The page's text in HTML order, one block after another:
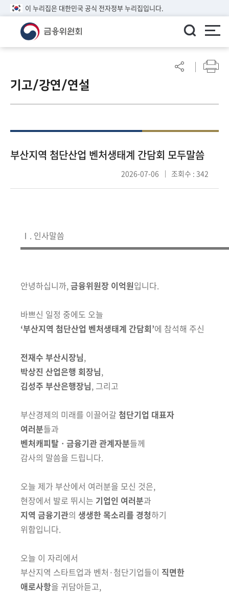
이 누리집은 대한민국 공식 전자정부 누리집입니다.
린
이알
참
당
기고/강연/연설
부산지역 첨단산업 벤처생태계 간담회 모두말씀
2026-07-06 조회수 : 342
Ⅰ. 인사말씀
안녕하십니까,금융위원장 이억원입니다.
바쁘신 일정 중에도 오늘
‘부산지역 첨단산업 벤처생태계 간담회’에 참석해 주신
전재수 부산시장님,
박상진 산업은행 회장님,
김성주 부산은행장님, 그리고
부산경제의 미래를 이끌어갈 첨단기업 대표자
여러분들과
벤처캐피탈ㆍ금융기관 관계자분들께
감사의 말씀을 드립니다.
오늘 제가 부산에서 여러분을 모신 것은,
현장에서 발로 뛰시는 기업인 여러분과
지역 금융기관의 생생한 목소리를 경청하기
위함입니다.
오늘 이 자리에서
부산지역 스타트업과 벤처·첨단기업들이 직면한
애로사항을 귀담아듣고,